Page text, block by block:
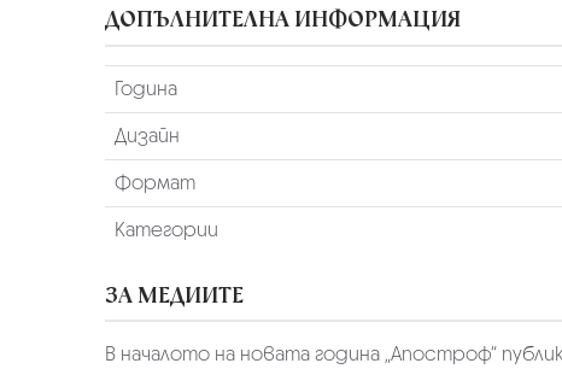
ДОПЪЛНИТЕЛНА ИНФОРМАЦИЯ
Година
Дизайн
Формат
Категории
ЗА МЕДИИТЕ
В началото на новата година „Апостроф“